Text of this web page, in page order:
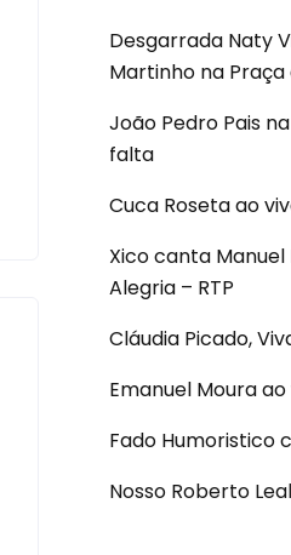
Desgarrada Naty
Martinho na Praça
João Pedro Pais
falta
Cuca Roseta ao
Xico canta
Alegria – RTP
Cláudia Picado,
Emanuel Moura
Fado Humoristico
Nosso Roberto